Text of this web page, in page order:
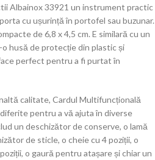
Albainox 33921 un instrument practic
cu ușurință în portofel sau buzunar.
de 6,8 x 4,5 cm. E similară cu un
husă de protecție din plastic și
perfect pentru a fi purtat în
calitate, Cardul Multifuncțională
pentru a vă ajuta în diverse
un deschizător de conserve, o lamă
de sticle, o cheie cu 4 poziții, o
o gaură pentru atașare și chiar un